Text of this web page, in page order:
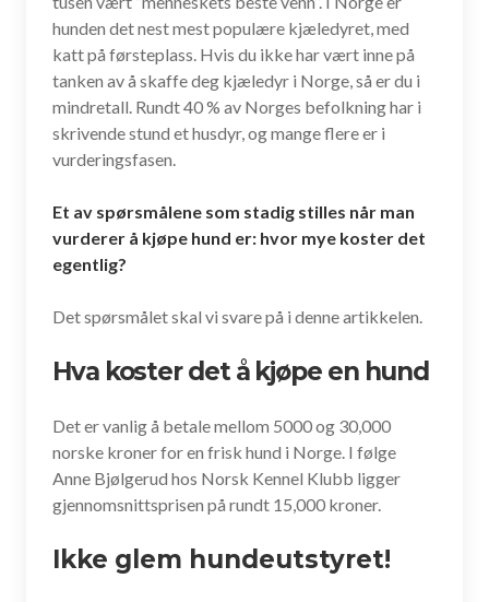
hunden det nest mest populære kjæledyret, med
katt på førsteplass. Hvis du ikke har vært inne på
tanken av å skaffe deg kjæledyr i Norge, så er du i
mindretall. Rundt 40 % av Norges befolkning har i
skrivende stund et husdyr, og mange flere er i
vurderingsfasen.
Et av spørsmålene som stadig stilles når man
vurderer å kjøpe hund er: hvor mye koster det
egentlig?
Det spørsmålet skal vi svare på i denne artikkelen.
Hva koster det å kjøpe en hund
Det er vanlig å betale mellom 5000 og 30,000
norske kroner for en frisk hund i Norge. I følge
Anne Bjølgerud hos Norsk Kennel Klubb ligger
gjennomsnittsprisen på rundt 15,000 kroner.
Ikke glem hundeutstyret!